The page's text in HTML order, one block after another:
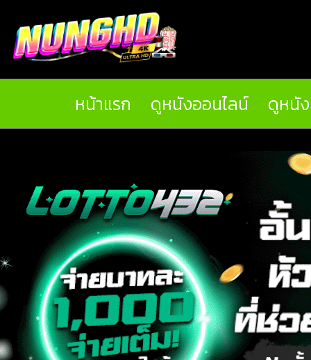
หน้าแรก ดูหนังออนไลน์ ดูหนั